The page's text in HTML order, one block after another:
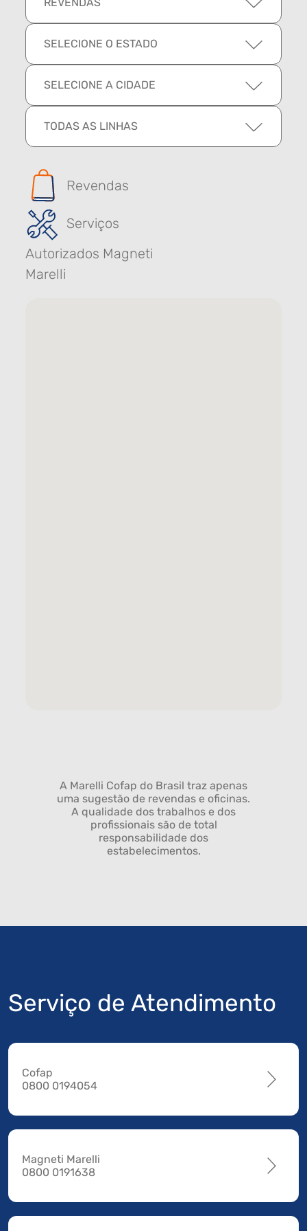
REVENDAS
SELECIONE O ESTADO
SELECIONE A CIDADE
TODAS AS LINHAS
Revendas
Serviços
Autorizados Magneti
Marelli
A Marelli Cofap do Brasil traz apenas
uma sugestão de revendas e oficinas.
A qualidade dos trabalhos e dos
profissionais são de total
responsabilidade dos
estabelecimentos.
Serviço de Atendimento
Cofap
0800 0194054
Magneti Marelli
0800 0191638